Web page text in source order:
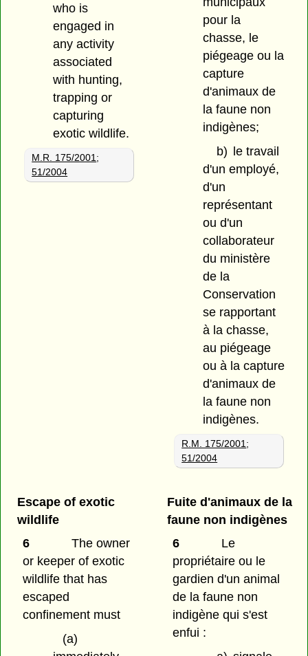
who is
engaged in
any activity
associated
with hunting,
trapping or
capturing
exotic wildlife.
M.R. 175/2001;
51/2004
pour la
chasse, le
piégeage ou la
capture
d'animaux de
la faune non
indigènes;
b) le travail
d'un employé,
d'un
représentant
ou d'un
collaborateur
du ministère
de la
Conservation
se rapportant
à la chasse,
au piégeage
ou à la capture
d'animaux de
la faune non
indigènes.
R.M. 175/2001;
51/2004
Escape of exotic
wildlife
6
The owner
or keeper of exotic
wildlife that has
escaped
confinement must
(a)
Fuite d'animaux de la
faune non indigènes
6
Le
propriétaire ou le
gardien d'un animal
de la faune non
indigène qui s'est
enfui :